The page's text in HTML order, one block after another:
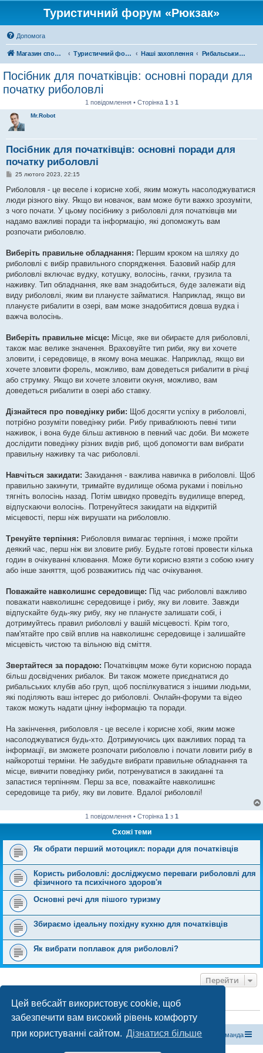
Цей вебсайт використовує cookie, щоб
забезпечити вам високий рівень комфорту
при користуванні сайтом. Дізнатися більше
Туристичний форум «Рюкзак»
Допомога
Магазин спорядження Туристичний форум «Рюкзак» Наші захоплення Рибальський форум
Посібник для початківців: основні поради для
початку риболовлі
1 повідомлення • Сторінка 1 з 1
Mr.Robot
Посібник для початківців: основні поради для
початку риболовлі
П
в
д
о
л
е
я
25 лютого 2023, 22:15
Риболовля - це веселе і корисне хобі, яким можуть насолоджуватися
люди різного віку. Якщо ви новачок, вам може бути важко зрозуміти,
з чого почати. У цьому посібнику з риболовлі для початківців ми
надамо важливі поради та інформацію, які допоможуть вам
розпочати риболовлю.
Виберіть правильне обладнання: Першим кроком на шляху до
риболовлі є вибір правильного спорядження. Базовий набір для
риболовлі включає вудку, котушку, волосінь, гачки, грузила та
наживку. Тип обладнання, яке вам знадобиться, буде залежати від
виду риболовлі, яким ви плануєте займатися. Наприклад, якщо ви
плануєте рибалити в озері, вам може знадобитися довша вудка і
важча волосінь.
Виберіть правильне місце: Місце, яке ви обираєте для риболовлі,
також має велике значення. Враховуйте тип риби, яку ви хочете
зловити, і середовище, в якому вона мешкає. Наприклад, якщо ви
хочете зловити форель, можливо, вам доведеться рибалити в річці
або струмку. Якщо ви хочете зловити окуня, можливо, вам
доведеться рибалити в озері або ставку.
Дізнайтеся про поведінку риби: Щоб досягти успіху в риболовлі,
потрібно розуміти поведінку риби. Рибу приваблюють певні типи
наживок, і вона буде більш активною в певний час доби. Ви можете
дослідити поведінку різних видів риб, щоб допомогти вам вибрати
правильну наживку та час риболовлі.
Навчіться закидати: Закидання - важлива навичка в риболовлі. Щоб
правильно закинути, тримайте вудилище обома руками і повільно
тягніть волосінь назад. Потім швидко проведіть вудилище вперед,
відпускаючи волосінь. Потренуйтеся закидати на відкритій
місцевості, перш ніж вирушати на риболовлю.
Тренуйте терпіння: Риболовля вимагає терпіння, і може пройти
деякий час, перш ніж ви зловите рибу. Будьте готові провести кілька
годин в очікуванні клювання. Може бути корисно взяти з собою книгу
або інше заняття, щоб розважитись під час очікування.
Поважайте навколишнє середовище: Під час риболовлі важливо
поважати навколишнє середовище і рибу, яку ви ловите. Завжди
відпускайте будь-яку рибу, яку не плануєте залишати собі, і
дотримуйтесь правил риболовлі у вашій місцевості. Крім того,
пам'ятайте про свій вплив на навколишнє середовище і залишайте
місцевість чистою та вільною від сміття.
Звертайтеся за порадою: Початківцям може бути корисною порада
більш досвідчених рибалок. Ви також можете приєднатися до
рибальських клубів або груп, щоб поспілкуватися з іншими людьми,
які поділяють ваш інтерес до риболовлі. Онлайн-форуми та відео
також можуть надати цінну інформацію та поради.
На закінчення, риболовля - це веселе і корисне хобі, яким може
насолоджуватися будь-хто. Дотримуючись цих важливих порад та
інформації, ви зможете розпочати риболовлю і почати ловити рибу в
найкоротші терміни. Не забудьте вибрати правильне обладнання та
місце, вивчити поведінку риби, потренуватися в закиданні та
запастися терпінням. Перш за все, поважайте навколишнє
середовище та рибу, яку ви ловите. Вдалої риболовлі!
1 повідомлення • Сторінка 1 з 1
Схожі теми
Як обрати перший мотоцикл: поради для початківців
Користь риболовлі: досліджуємо переваги риболовлі для
фізичного та психічного здоров'я
Основні речі для пішого туризму
Збираємо ідеальну похідну кухню для початківців
Як вибрати поплавок для риболовлі?
Перейти
ХТО ЗАРАЗ ОНЛАЙН
Зараз переглядають цей форум:ClaudeBot [бот ШІ]і 0 гостей
Магазин спорядження Туристичний форум «Рюкзак» Команда